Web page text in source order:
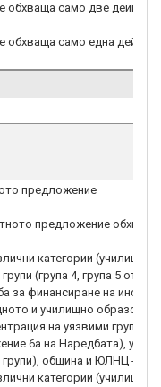
обхваща само две
само една
предложение
предложение
категории (училище с
(група 4, група 5 от
за финансиране на
и училищно
на уязвими групи
6а на Наредбата),
групи), община и ЮЛНЦ - 15
категории (училище с